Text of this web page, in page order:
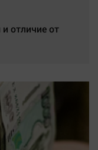
отличие от